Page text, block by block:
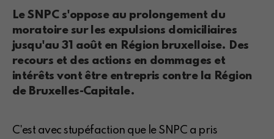
Le SNPC s'oppose au prolongement du
moratoire sur les expulsions domiciliaires
jusqu'au 31 août en Région bruxelloise. Des
recours et des actions en dommages et
intérêts vont être entrepris contre la Région
de Bruxelles-Capitale.
C'est avec stupéfaction que le SNPC a pris